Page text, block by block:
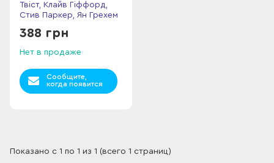
Твіст, Клайв Гіффорд,
Стив Паркер, Ян Грехем
388 грн
Нет в продаже
Сообщите,
когда появится
Показано с 1 по 1 из 1 (всего 1 страниц)